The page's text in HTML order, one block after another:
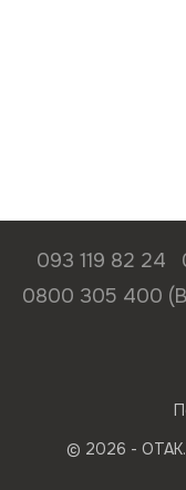
093 119 82 24
0800 305 400
© 2026 -